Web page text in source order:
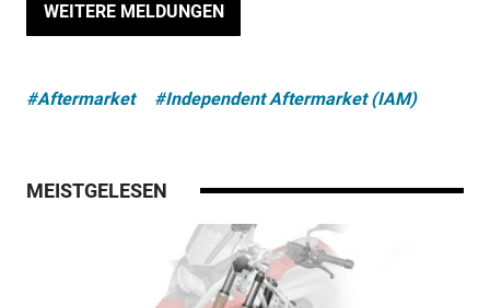
WEITERE MELDUNGEN
#Aftermarket #Independent Aftermarket (IAM)
MEISTGELESEN